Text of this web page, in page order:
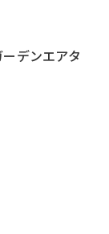
デンエアタ